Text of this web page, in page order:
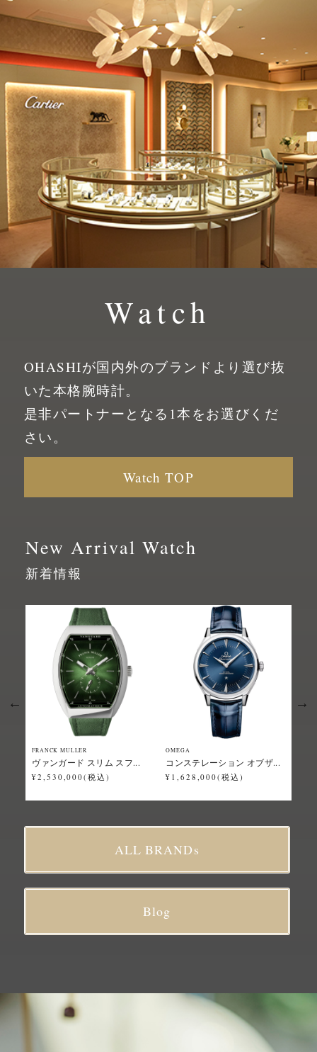
Watch
OHASHIが国内外のブランドより選び抜
いた本格腕時計。
是非パートナーとなる1本をお選びくだ
さい。
Watch TOP
New Arrival Watch
新着情報
FRANCK MULLER
ヴァンガード スリム スフ...
¥2,530,000(税込)
OMEGA
コンステレーション オブザ...
¥1,628,000(税込)
ALL BRANDs
Blog